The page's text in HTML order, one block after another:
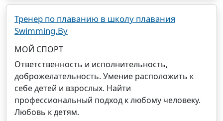
Тренер по плаванию в школу плавания
Swimming.By
МОЙ СПОРТ
Ответственность и исполнительность,
доброжелательность. Умение расположить к
себе детей и взрослых. Найти
профессиональный подход к любому человеку.
Любовь к детям.